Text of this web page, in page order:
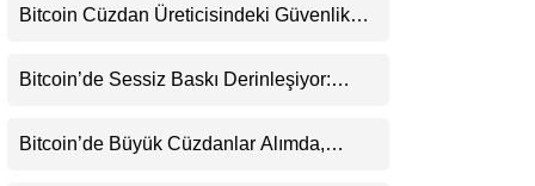
Bitcoin Cüzdan Üreticisindeki Güvenlik
Belirsizliğini Koruyor
Bitcoin’de Sessiz Baskı Derinleşiyor:
Henüz Yok
Bitcoin’de Büyük Cüzdanlar Alımda,